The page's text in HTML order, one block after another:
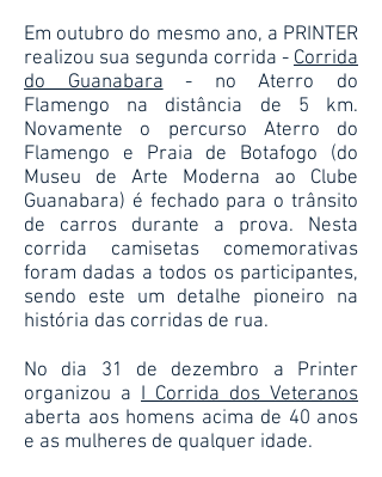
Em outubro do mesmo ano, a PRINTER
realizou sua segunda corrida - Corrida
do Guanabara- no Aterro do
Flamengo na distância de 5 km.
Novamente o percurso Aterro do
Flamengo e Praia de Botafogo (do
Museu de Arte Moderna ao Clube
Guanabara) é fechado para o trânsito
de carros durante a prova. Nesta
corrida camisetas comemorativas
foram dadas a todos os participantes,
sendo este um detalhe pioneiro na
história das corridas de rua.
No dia 31 de dezembro a Printer
organizou a I Corrida dos Veteranos
aberta aos homens acima de 40 anos
e as mulheres de qualquer idade.